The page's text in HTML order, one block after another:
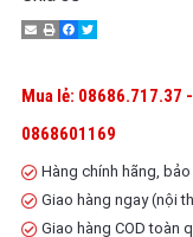
Mua lẻ: 08686.717.37
0868601169
Hàng chính hãng,
Giao hàng ngay (nội
Giao hàng COD toàn